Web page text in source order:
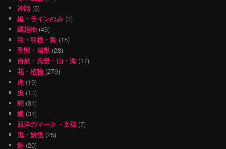
神話 (5)
線・ラインのみ (3)
縁起物 (49)
羽・羽根・翼 (15)
聖獣・瑞獣 (28)
自然・風景・山・海 (17)
花・植物 (276)
虎 (19)
虫 (13)
蛇 (31)
蝶 (31)
西洋のマーク・文様 (7)
鬼・妖怪 (25)
鯉 (20)